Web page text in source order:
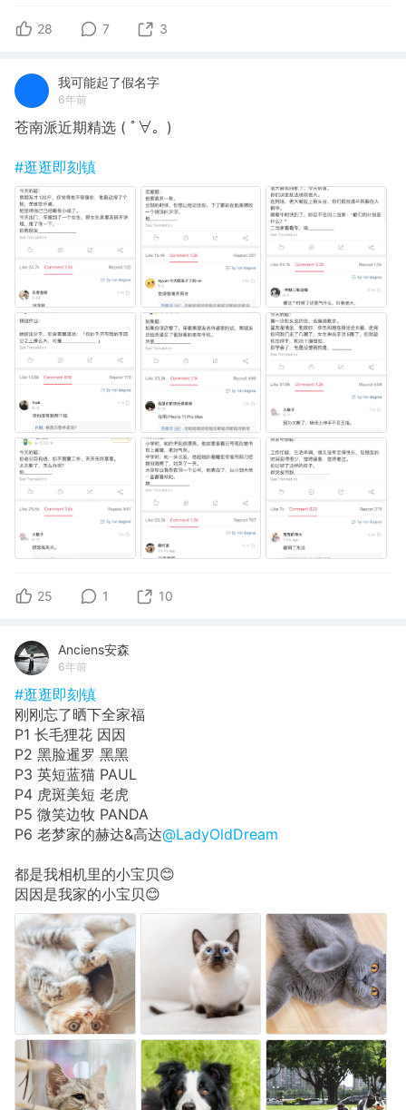
28 7 3
我可能起了假名字
6年前
苍南派近期精选 ( ﾟ∀。)
#逛逛即刻镇
25 1 10
Anciens安森
6年前
#逛逛即刻镇
刚刚忘了晒下全家福
P1 长毛狸花 因因
P2 黑脸暹罗 黑黑
P3 英短蓝猫 PAUL
P4 虎斑美短 老虎
P5 微笑边牧 PANDA
P6 老梦家的赫达&高达@LadyOldDream
都是我相机里的小宝贝😊
因因是我家的小宝贝😊